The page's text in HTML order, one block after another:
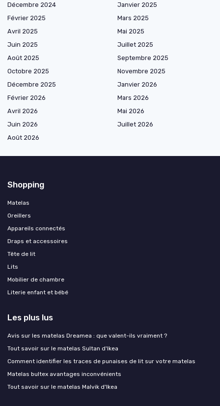
Décembre 2024
Janvier 2025
Février 2025
Mars 2025
Avril 2025
Mai 2025
Juin 2025
Juillet 2025
Août 2025
Septembre 2025
Octobre 2025
Novembre 2025
Décembre 2025
Janvier 2026
Février 2026
Mars 2026
Avril 2026
Mai 2026
Juin 2026
Juillet 2026
Août 2026
Shopping
Matelas
Oreillers
Appareils connectés
Draps et accessoires
Tête de lit
Lits
Mobilier de chambre
Literie enfant et bébé
Les plus lus
Avis sur les matelas Dreamea : que valent-ils vraiment ?
Tout savoir sur le matelas Sultan d'Ikea
Comment identifier les traces de punaises de lit sur votre matelas
Matelas bultex avantages inconvénients
Tout savoir sur le matelas Malvik d'Ikea